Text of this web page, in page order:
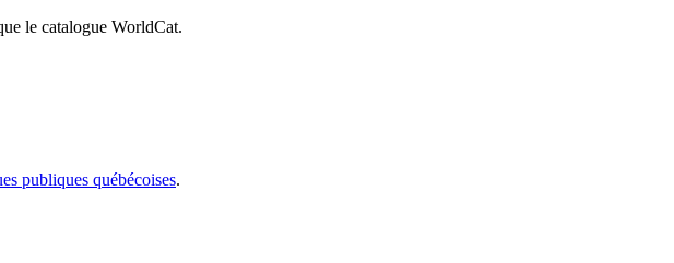
le catalogue WorldCat.
publiques québécoises.